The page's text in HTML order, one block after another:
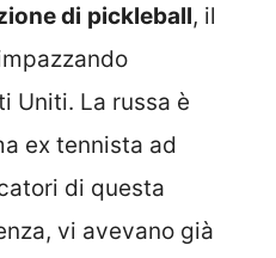
di pickleball, il
Uniti. La russa è
ex tennista ad
di questa
vi avevano già